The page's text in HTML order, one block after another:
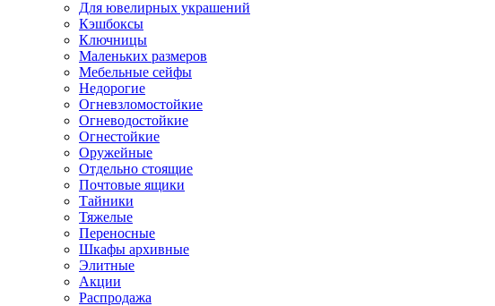
Для ювелирных украшений
Кэшбоксы
Ключницы
Маленьких размеров
Мебельные сейфы
Недорогие
Огневзломостойкие
Огневодостойкие
Огнестойкие
Оружейные
Отдельно стоящие
Почтовые ящики
Тайники
Тяжелые
Переносные
Шкафы архивные
Элитные
Акции
Распродажа